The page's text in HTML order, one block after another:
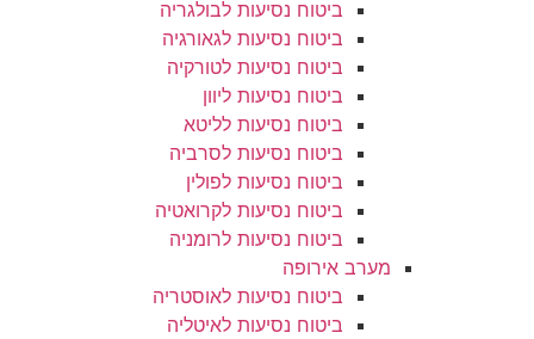
ביטוח נסיעות לבולגריה
ביטוח נסיעות לגאורגיה
ביטוח נסיעות לטורקיה
ביטוח נסיעות ליוון
ביטוח נסיעות לליטא
ביטוח נסיעות לסרביה
ביטוח נסיעות לפולין
ביטוח נסיעות לקרואטיה
ביטוח נסיעות לרומניה
מערב אירופה
ביטוח נסיעות לאוסטריה
ביטוח נסיעות לאיטליה